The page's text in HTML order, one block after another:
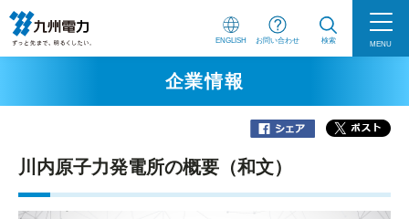
ENGLISH お問い合わせ 検索 MENU
企業情報
川内原子力発電所の概要（和文）